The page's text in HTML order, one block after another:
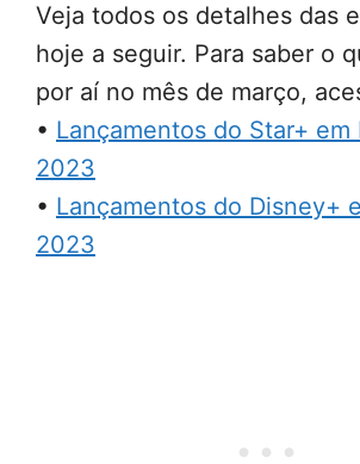
Veja todos os detalhes das
hoje a seguir. Para saber o
por aí no mês de março,
• Lançamentos do Star+ em
2023
• Lançamentos do Disney+
2023